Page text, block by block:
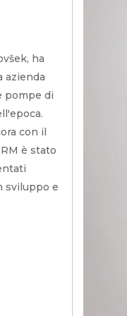
ha
azienda
pompe di
con il
è stato
sviluppo e